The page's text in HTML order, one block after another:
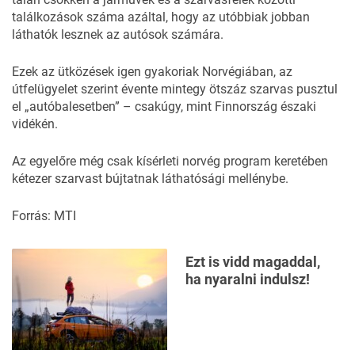
találkozások száma azáltal, hogy az utóbbiak jobban
láthatók lesznek az autósok számára.
Ezek az ütközések igen gyakoriak Norvégiában, az
útfelügyelet szerint évente mintegy ötszáz szarvas pusztul
el „autóbalesetben” – csakúgy, mint Finnország északi
vidékén.
Az egyelőre még csak kísérleti norvég program keretében
kétezer szarvast bújtatnak láthatósági mellénybe.
Forrás: MTI
Ezt is vidd magaddal,
ha nyaralni indulsz!